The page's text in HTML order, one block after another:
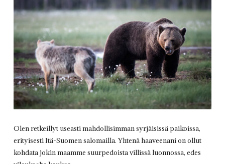
Olen retkeillyt useasti mahdollisimman syrjäisissä paikoissa,
erityisesti Itä-Suomen salomailla. Yhtenä haaveenani on ollut
kohdata jokin maamme suurpedoista villissä luonnossa, edes